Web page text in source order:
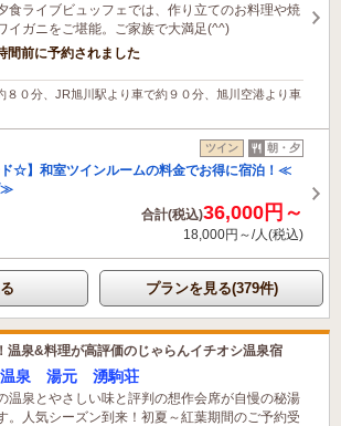
食ライブビュッフェでは、作り立てのお料理や焼
イガニをご堪能。ご家族で大満足(^^)
がこの宿を見ています
間前に予約されました
８０分、JR旭川駅より車で約９０分、旭川空港より車
ツイン 朝・夕
ド☆】和室ツインルームの料金でお得に宿泊！≪
≫
合計(税込)36,000円～
18,000円～/人(税込)
プランを見る(379件)
温泉&料理が高評価のじゃらんイチオシ温泉宿
温泉 湯元 湧駒荘
温泉とやさしい味と評判の想作会席が自慢の秘湯
。人気シーズン到来！初夏～紅葉期間のご予約受